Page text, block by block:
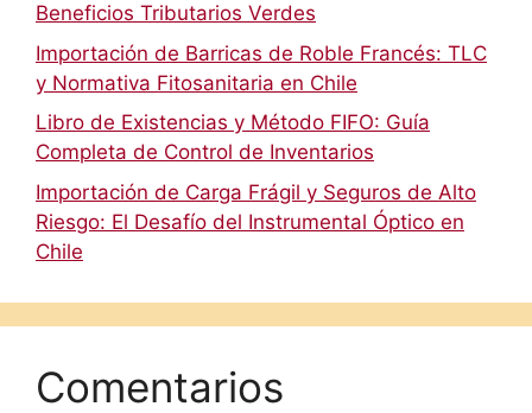
Beneficios Tributarios Verdes
Importación de Barricas de Roble Francés: TLC
y Normativa Fitosanitaria en Chile
Libro de Existencias y Método FIFO: Guía
Completa de Control de Inventarios
Importación de Carga Frágil y Seguros de Alto
Riesgo: El Desafío del Instrumental Óptico en
Chile
Comentarios